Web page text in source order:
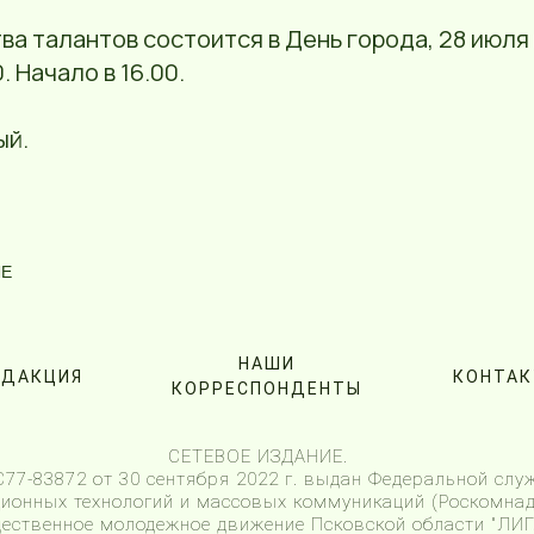
талантов состоится в День города, 28 июля
Начало в 16.00.
НАШИ
КОРРЕСПОНДЕНТЫ
СЕТЕВОЕ ИЗДАНИЕ.
83872 от 30 сентября 2022 г. выдан Федеральной
технологий и массовых коммуникаций
молодежное движение Псковской области